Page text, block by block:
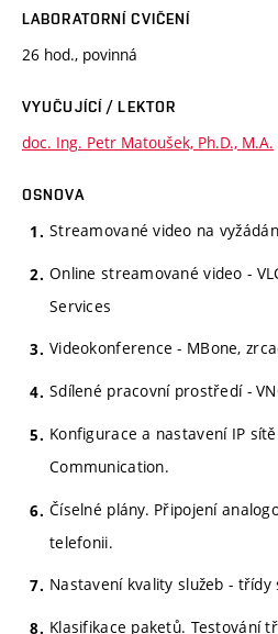
LABORATORNÍ CVIČENÍ
26 hod., povinná
VYUČUJÍCÍ / LEKTOR
doc. Ing. Petr Matoušek, Ph.D., M.A.
OSNOVA
Streamované video na
Online streamované video -
Services
Videokonference - MBone,
Sdílené pracovní prostředí -
Konfigurace a nastavení IP
Communication.
Číselné plány. Připojení
telefonii.
Nastavení kvality služeb -
Klasifikace paketů. Testování